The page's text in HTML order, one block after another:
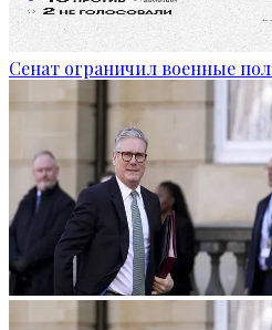
Сенат ограничил военные